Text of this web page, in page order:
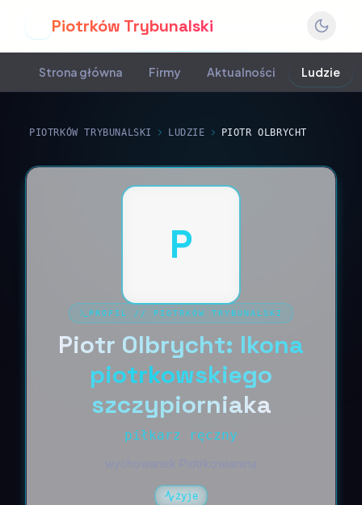
Piotrków Trybunalski
Strona główna Firmy Aktualności Ludzie
PIOTRKÓW TRYBUNALSKI LUDZIE PIOTR OLBRYCHT
P
PROFIL // PIOTRKÓW TRYBUNALSKI
Piotr Olbrycht: Ikona
piotrkowskiego
szczypiorniaka
piłkarz ręczny
żyje